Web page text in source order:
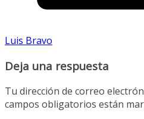
Luis Bravo
Deja una respuesta
Tu dirección de correo
campos obligatorios están